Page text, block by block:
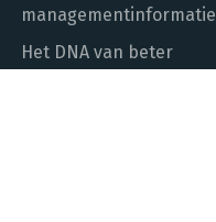
managementinformatie
Het DNA van beter